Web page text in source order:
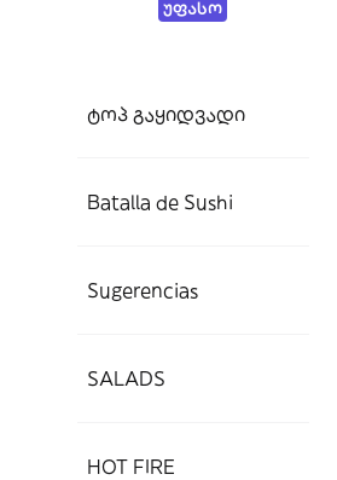
უფასო
ტოპ გაყიდვადი
Batalla de Sushi
Sugerencias
SALADS
HOT FIRE